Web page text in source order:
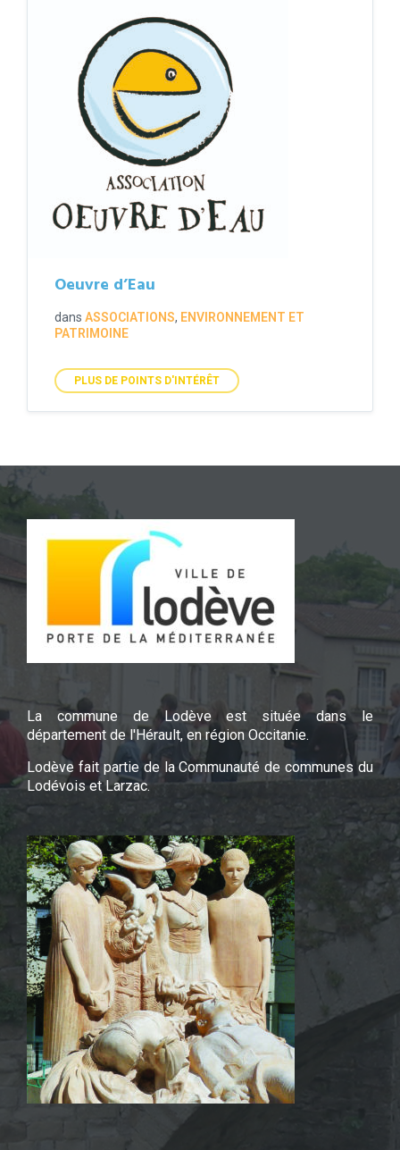
Oeuvre d’Eau
dans ASSOCIATIONS, ENVIRONNEMENT ET
PATRIMOINE
PLUS DE POINTS D'INTÉRÊT
La commune de Lodève est située dans le
département de l'Hérault, en région Occitanie.
Lodève fait partie de la Communauté de communes du
Lodévois et Larzac.